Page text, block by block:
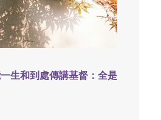
一生和到處傳講基督：全是